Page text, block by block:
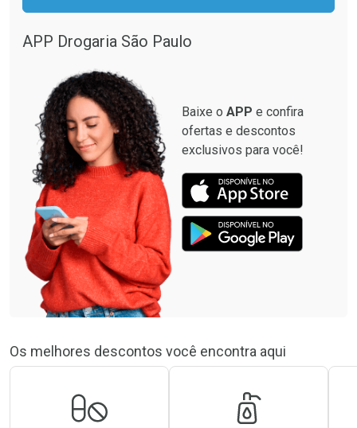
APP Drogaria São Paulo
Baixe o APP e confira
ofertas e descontos
exclusivos para você!
Os melhores descontos você encontra aqui